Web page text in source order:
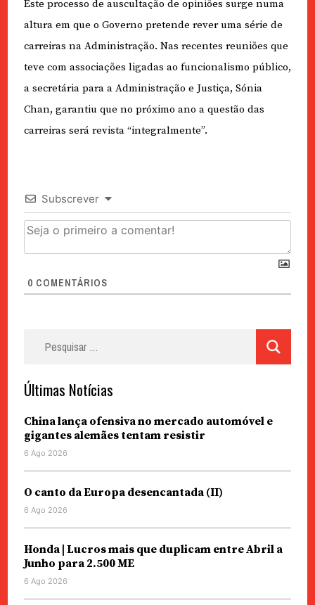
Este processo de auscultação de opiniões surge numa
altura em que o Governo pretende rever uma série de
carreiras na Administração. Nas recentes reuniões que
teve com associações ligadas ao funcionalismo público,
a secretária para a Administração e Justiça, Sónia
Chan, garantiu que no próximo ano a questão das
carreiras será revista “integralmente”.
Subscrever
0 COMENTÁRIOS
Últimas Notícias
China lança ofensiva no mercado automóvel e
gigantes alemães tentam resistir
6 Ago 2026
O canto da Europa desencantada (II)
6 Ago 2026
Honda | Lucros mais que duplicam entre Abril a
Junho para 2.500 ME
6 Ago 2026